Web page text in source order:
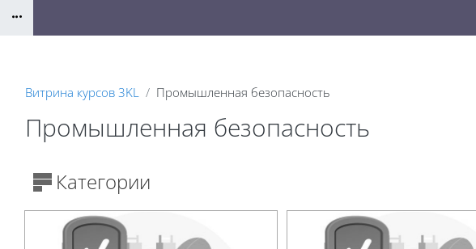
Витрина курсов 3KL Промышленная безопасность
Промышленная безопасность
БлокиКатегории